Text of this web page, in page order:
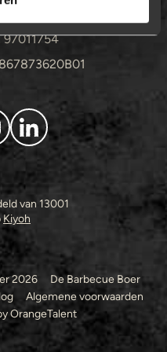
van 13001
Kiyoh
2026
De Barbecue Boer
Algemene voorwaarden
OrangeTalent